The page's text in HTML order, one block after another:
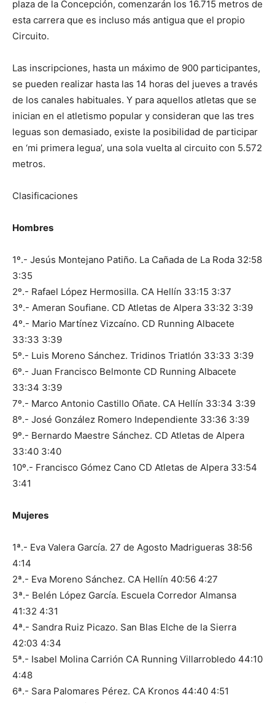
plaza de la Concepción, comenzarán los 16.715 metros de
esta carrera que es incluso más antigua que el propio
Circuito.
Las inscripciones, hasta un máximo de 900 participantes,
se pueden realizar hasta las 14 horas del jueves a través
de los canales habituales. Y para aquellos atletas que se
inician en el atletismo popular y consideran que las tres
leguas son demasiado, existe la posibilidad de participar
en ‘mi primera legua’, una sola vuelta al circuito con 5.572
metros.
Clasificaciones
Hombres
1º.- Jesús Montejano Patiño. La Cañada de La Roda 32:58
3:35
2º.- Rafael López Hermosilla. CA Hellín 33:15 3:37
3º.- Ameran Soufiane. CD Atletas de Alpera 33:32 3:39
4º.- Mario Martínez Vizcaíno. CD Running Albacete
33:33 3:39
5º.- Luis Moreno Sánchez. Tridinos Triatlón 33:33 3:39
6º.- Juan Francisco Belmonte CD Running Albacete
33:34 3:39
7º.- Marco Antonio Castillo Oñate. CA Hellín 33:34 3:39
8º.- José González Romero Independiente 33:36 3:39
9º.- Bernardo Maestre Sánchez. CD Atletas de Alpera
33:40 3:40
10º.- Francisco Gómez Cano CD Atletas de Alpera 33:54
3:41
Mujeres
1ª.- Eva Valera García. 27 de Agosto Madrigueras 38:56
4:14
2ª.- Eva Moreno Sánchez. CA Hellín 40:56 4:27
3ª.- Belén López García. Escuela Corredor Almansa
41:32 4:31
4ª.- Sandra Ruiz Picazo. San Blas Elche de la Sierra
42:03 4:34
5ª.- Isabel Molina Carrión CA Running Villarrobledo 44:10
4:48
6ª.- Sara Palomares Pérez. CA Kronos 44:40 4:51